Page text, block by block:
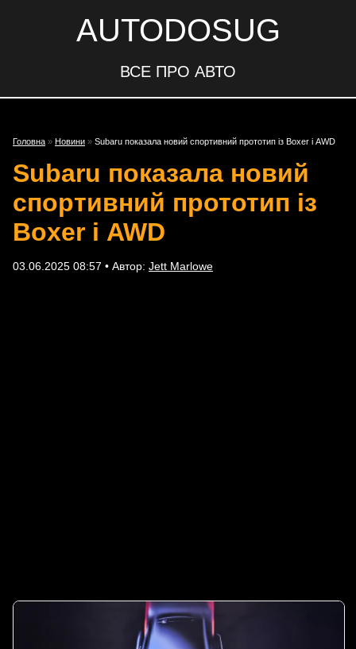
AUTODOSUG
ВСЕ ПРО АВТО
Головна » Новини » Subaru показала новий спортивний прототип із Boxer і AWD
Subaru показала новий
спортивний прототип із
Boxer і AWD
03.06.2025 08:57 • Автор: Jett Marlowe